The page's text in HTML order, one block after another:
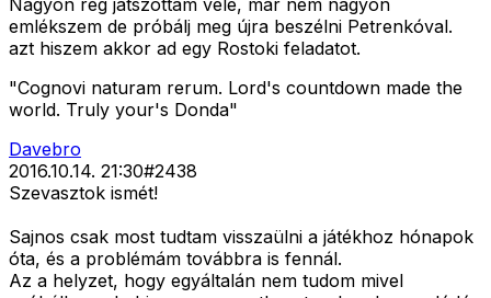
Nagyon rég játszottam vele, már nem nagyon
emlékszem de próbálj meg újra beszélni Petrenkóval.
azt hiszem akkor ad egy Rostoki feladatot.
"Cognovi naturam rerum. Lord's countdown made the
world. Truly your's Donda"
Davebro
2016.10.14. 21:30#2438
Szevasztok ismét!
Sajnos csak most tudtam visszaülni a játékhoz hónapok
óta, és a problémám továbbra is fennál.
Az a helyzet, hogy egyáltalán nem tudom mivel